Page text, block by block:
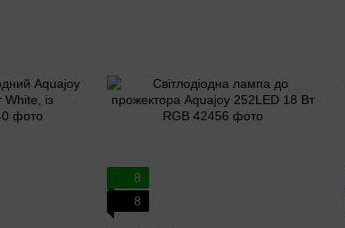
8
8